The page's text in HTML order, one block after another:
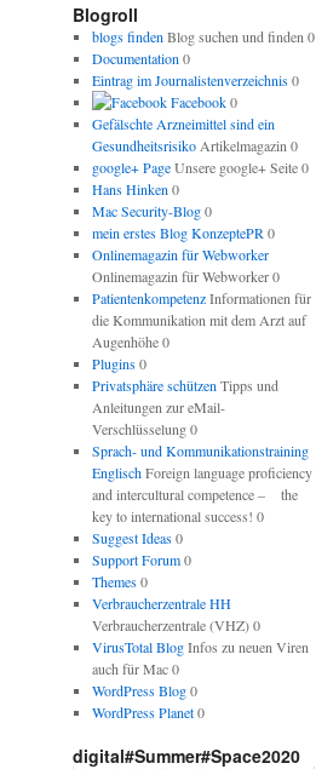
Blogroll
blogs finden Blog suchen und finden 0
Documentation 0
Eintrag im Journalistenverzeichnis0
Facebook0
Gefälschte Arzneimittel sind ein
GesundheitsrisikoArtikelmagazin 0
google+ PageUnsere google+ Seite 0
Hans Hinken 0
Mac Security-Blog0
mein erstes Blog KonzeptePR 0
Onlinemagazin für Webworker
Onlinemagazin für Webworker 0
PatientenkompetenzInformationen für
die Kommunikation mit dem Arzt auf
Augenhöhe 0
Plugins0
Privatsphäre schützen Tipps und
Anleitungen zur eMail-
Verschlüsselung 0
Sprach- und Kommunikationstraining
EnglischForeign language proficiency
and intercultural competence – the
key to international success! 0
Suggest Ideas0
Support Forum0
Themes0
Verbraucherzentrale HH
Verbraucherzentrale (VHZ) 0
VirusTotal BlogInfos zu neuen Viren
auch für Mac 0
WordPress Blog0
WordPress Planet0
digital#Summer#Space2020